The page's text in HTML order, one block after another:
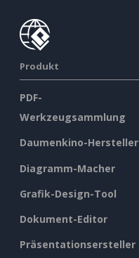
Produkt
PDF-
Werkzeugsammlung
Daumenkino-Hersteller
Diagramm-Macher
Grafik-Design-Tool
Dokument-Editor
Präsentationsersteller